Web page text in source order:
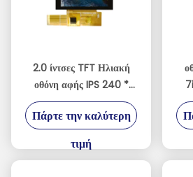
2.0 ίντσες TFT Ηλιακή
οθόνη αφής IPS 240 *
320 3/4 SPI + RGB /
MCU Διασύνδεση
Πάρτε την καλύτερη
τιμή